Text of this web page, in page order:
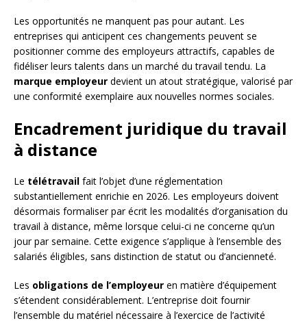
Les opportunités ne manquent pas pour autant. Les
entreprises qui anticipent ces changements peuvent se
positionner comme des employeurs attractifs, capables de
fidéliser leurs talents dans un marché du travail tendu. La
marque employeur devient un atout stratégique, valorisé par
une conformité exemplaire aux nouvelles normes sociales.
Encadrement juridique du travail
à distance
Le télétravail fait l’objet d’une réglementation
substantiellement enrichie en 2026. Les employeurs doivent
désormais formaliser par écrit les modalités d’organisation du
travail à distance, même lorsque celui-ci ne concerne qu’un
jour par semaine. Cette exigence s’applique à l’ensemble des
salariés éligibles, sans distinction de statut ou d’ancienneté.
Les obligations de l’employeur en matière d’équipement
s’étendent considérablement. L’entreprise doit fournir
l’ensemble du matériel nécessaire à l’exercice de l’activité